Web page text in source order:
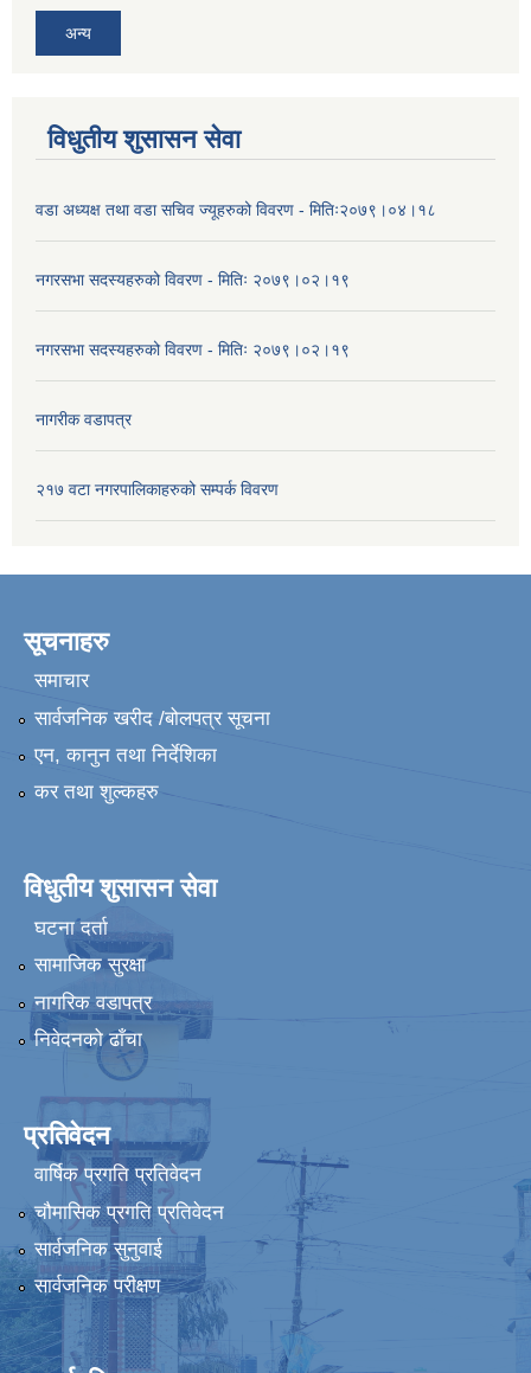
अन्य
विधुतीय शुसासन सेवा
वडा अध्यक्ष तथा वडा सचिव ज्यूहरुको विवरण - मितिः२०७९।०४।१८
नगरसभा सदस्यहरुको विवरण - मितिः २०७९।०२।१९
नगरसभा सदस्यहरुको विवरण - मितिः २०७९।०२।१९
नागरीक वडापत्र
२१७ वटा नगरपालिकाहरुको सम्पर्क विवरण
सूचनाहरु
समाचार
सार्वजनिक खरीद /बोलपत्र सूचना
एन, कानुन तथा निर्देशिका
कर तथा शुल्कहरु
विधुतीय शुसासन सेवा
घटना दर्ता
सामाजिक सुरक्षा
नागरिक वडापत्र
निवेदनको ढाँचा
प्रतिवेदन
वार्षिक प्रगति प्रतिवेदन
चौमासिक प्रगति प्रतिवेदन
सार्वजनिक सुनुवाई
सार्वजनिक परीक्षण